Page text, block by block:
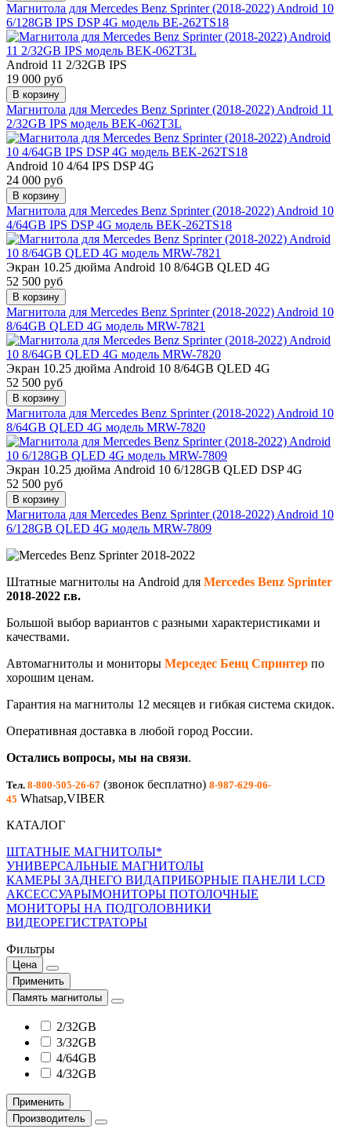
Магнитола для Mercedes Benz Sprinter (2018-2022) Android 10
6/128GB IPS DSP 4G модель BE-262TS18
Android 11 2/32GB IPS
19 000 руб
В корзину
Магнитола для Mercedes Benz Sprinter (2018-2022) Android 11
2/32GB IPS модель BEK-062T3L
Android 10 4/64 IPS DSP 4G
24 000 руб
В корзину
Магнитола для Mercedes Benz Sprinter (2018-2022) Android 10
4/64GB IPS DSP 4G модель BEK-262TS18
Экран 10.25 дюйма Android 10 8/64GB QLED 4G
52 500 руб
В корзину
Магнитола для Mercedes Benz Sprinter (2018-2022) Android 10
8/64GB QLED 4G модель MRW-7821
Экран 10.25 дюйма Android 10 8/64GB QLED 4G
52 500 руб
В корзину
Магнитола для Mercedes Benz Sprinter (2018-2022) Android 10
8/64GB QLED 4G модель MRW-7820
Экран 10.25 дюйма Android 10 6/128GB QLED DSP 4G
52 500 руб
В корзину
Магнитола для Mercedes Benz Sprinter (2018-2022) Android 10
6/128GB QLED 4G модель MRW-7809
Штатные магнитолы на Android для Mercedes Benz Sprinter
2018-2022 г.в.
Большой выбор вариантов с разными характеристиками и
качествами.
Автомагнитолы и мониторы Мерседес Бенц Спринтер по
хорошим ценам.
Гарантия на магнитолы 12 месяцев и гибкая система скидок.
Оперативная доставка в любой город России.
Остались вопросы, мы на связи.
Тел. 8-800-505-26-67 (звонок бесплатно) 8-987-629-06-
45 Whatsap,VIBER
КАТАЛОГ
ШТАТНЫЕ МАГНИТОЛЫ*
УНИВЕРСАЛЬНЫЕ МАГНИТОЛЫ
КАМЕРЫ ЗАДНЕГО ВИДАПРИБОРНЫЕ ПАНЕЛИ LCD
АКСЕССУАРЫМОНИТОРЫ ПОТОЛОЧНЫЕ
МОНИТОРЫ НА ПОДГОЛОВНИКИ
ВИДЕОРЕГИСТРАТОРЫ
Фильтры
Цена
Применить
Память магнитолы
2/32GB
3/32GB
4/64GB
4/32GB
Применить
Производитель